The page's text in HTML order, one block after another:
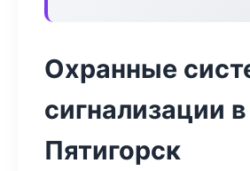
Охранные
сигнализации в
Пятигорск